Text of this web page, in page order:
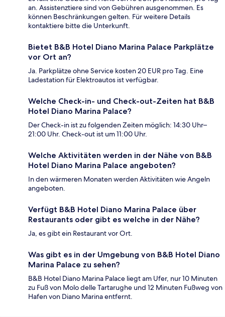
an. Assistenztiere sind von Gebühren ausgenommen. Es
können Beschränkungen gelten. Für weitere Details
kontaktiere bitte die Unterkunft.
Bietet B&B Hotel Diano Marina Palace Parkplätze
vor Ort an?
Ja. Parkplätze ohne Service kosten 20 EUR pro Tag. Eine
Ladestation für Elektroautos ist verfügbar.
Welche Check-in- und Check-out-Zeiten hat B&B
Hotel Diano Marina Palace?
Der Check-in ist zu folgenden Zeiten möglich: 14:30 Uhr–
21:00 Uhr. Check-out ist um 11:00 Uhr.
Welche Aktivitäten werden in der Nähe von B&B
Hotel Diano Marina Palace angeboten?
In den wärmeren Monaten werden Aktivitäten wie Angeln
angeboten.
Verfügt B&B Hotel Diano Marina Palace über
Restaurants oder gibt es welche in der Nähe?
Ja, es gibt ein Restaurant vor Ort.
Was gibt es in der Umgebung von B&B Hotel Diano
Marina Palace zu sehen?
B&B Hotel Diano Marina Palace liegt am Ufer, nur 10 Minuten
zu Fuß von Molo delle Tartarughe und 12 Minuten Fußweg von
Hafen von Diano Marina entfernt.